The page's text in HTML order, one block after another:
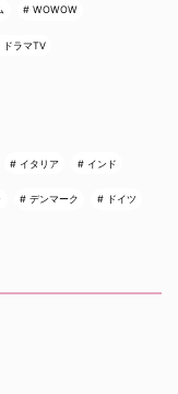
WOWOW
ドラマTV
イタリア インド
デンマーク ドイツ